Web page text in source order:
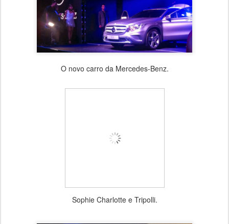
O novo carro da Mercedes-Benz.
Sophie Charlotte e Tripolli.